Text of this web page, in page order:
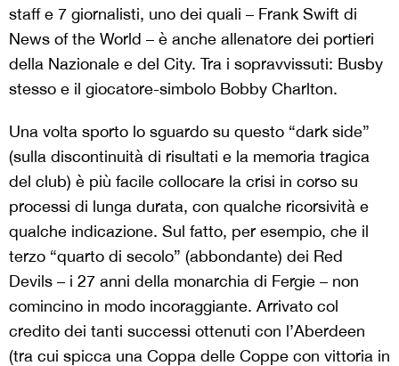
staff e 7 giornalisti, uno dei quali – Frank Swift di
News of the World – è anche allenatore dei portieri
della Nazionale e del City. Tra i sopravvissuti: Busby
stesso e il giocatore-simbolo Bobby Charlton.
Una volta sporto lo sguardo su questo “dark side”
(sulla discontinuità di risultati e la memoria tragica
del club) è più facile collocare la crisi in corso su
processi di lunga durata, con qualche ricorsività e
qualche indicazione. Sul fatto, per esempio, che il
terzo “quarto di secolo” (abbondante) dei Red
Devils – i 27 anni della monarchia di Fergie – non
comincino in modo incoraggiante. Arrivato col
credito dei tanti successi ottenuti con l’Aberdeen
(tra cui spicca una Coppa delle Coppe con vittoria in